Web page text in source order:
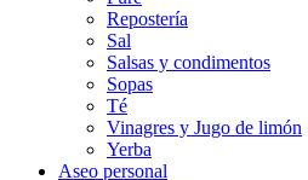
Repostería
Sal
Salsas y condimentos
Sopas
Té
Vinagres y Jugo de limón
Yerba
Aseo personal